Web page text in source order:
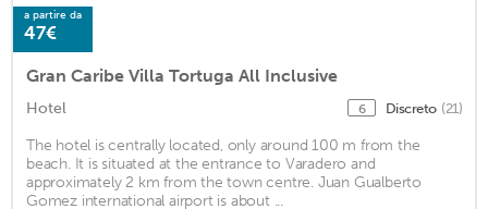
a partire da
47€
Gran Caribe Villa Tortuga All Inclusive
Hotel 6 Discreto (21)
The hotel is centrally located, only around 100 m from the
beach. It is situated at the entrance to Varadero and
approximately 2 km from the town centre. Juan Gualberto
Gomez international airport is about ...